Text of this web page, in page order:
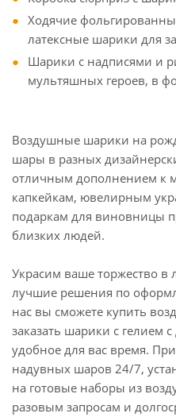
Ходячие
латексные шарики для
Шарики с надписями и
мультяшных героев, в
Воздушные шарики на
шары в разных
отличным дополнением к
капкейкам, ювелирным
подаркам для виновницы
близких людей.
Украсим ваше торжество
лучшие решения по
нас вы сможете купить
заказать шарики с гелием
удобное для вас время.
надувных шаров 24/7,
на готовые наборы из
разовым запросам и